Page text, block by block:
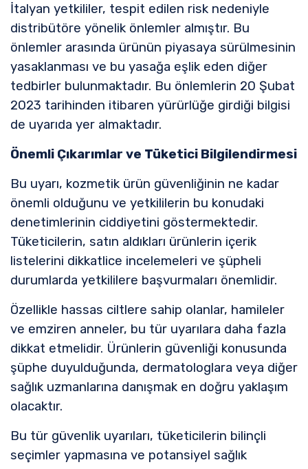
İtalyan yetkililer, tespit edilen risk nedeniyle
distribütöre yönelik önlemler almıştır. Bu
önlemler arasında ürünün piyasaya sürülmesinin
yasaklanması ve bu yasağa eşlik eden diğer
tedbirler bulunmaktadır. Bu önlemlerin 20 Şubat
2023 tarihinden itibaren yürürlüğe girdiği bilgisi
de uyarıda yer almaktadır.
Önemli Çıkarımlar ve Tüketici Bilgilendirmesi
Bu uyarı, kozmetik ürün güvenliğinin ne kadar
önemli olduğunu ve yetkililerin bu konudaki
denetimlerinin ciddiyetini göstermektedir.
Tüketicilerin, satın aldıkları ürünlerin içerik
listelerini dikkatlice incelemeleri ve şüpheli
durumlarda yetkililere başvurmaları önemlidir.
Özellikle hassas ciltlere sahip olanlar, hamileler
ve emziren anneler, bu tür uyarılara daha fazla
dikkat etmelidir. Ürünlerin güvenliği konusunda
şüphe duyulduğunda, dermatologlara veya diğer
sağlık uzmanlarına danışmak en doğru yaklaşım
olacaktır.
Bu tür güvenlik uyarıları, tüketicilerin bilinçli
seçimler yapmasına ve potansiyel sağlık